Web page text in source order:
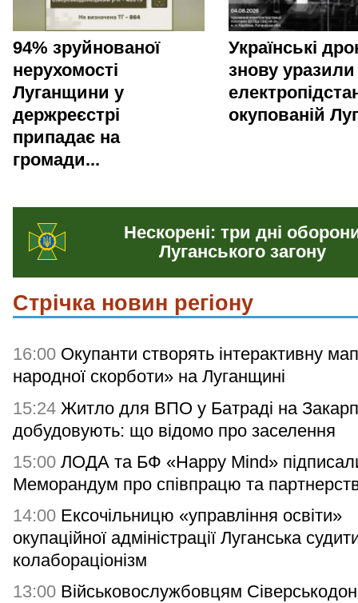
94% зруйнованої
нерухомості
Луганщини у
держреєстрі
припадає на
громади...
Українські
знову уразили
окупованій
Нескорені: три дні
Луганського загону
Стрічка новин регіону
16:00 Окупанти створять інтерактивну
народної скорботи» на Луганщині
15:24 Житло для ВПО у Батраді на
добудовують: що відомо про заселення
15:00 ЛОДА та БФ «Happy Mind»
Меморандум про співпрацю та
14:00 Ексочільницю «управління освіти»
окупаційної адміністрації Луганська
колабораціонізм
13:00 Військовослужбовцям